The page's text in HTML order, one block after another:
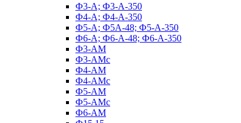
Ф3-А; Ф3-А-350
Ф4-А; Ф4-А-350
Ф5-А; Ф5А-48; Ф5-А-350
Ф6-А; Ф6-А-48; Ф6-А-350
Ф3-АМ
Ф3-АМс
Ф4-АМ
Ф4-АМс
Ф5-АМ
Ф5-АМс
Ф6-АМ